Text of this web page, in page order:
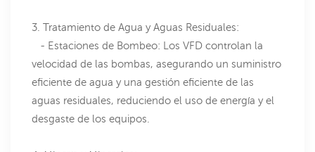
3. Tratamiento de Agua y Aguas Residuales:
- Estaciones de Bombeo: Los VFD controlan la
velocidad de las bombas, asegurando un suministro
eficiente de agua y una gestión eficiente de las
aguas residuales, reduciendo el uso de energía y el
desgaste de los equipos.